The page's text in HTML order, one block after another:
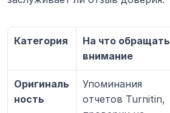
Категория
На что обращать
внимание
Оригиналь
ность
Упоминания
отчетов Turnitin,